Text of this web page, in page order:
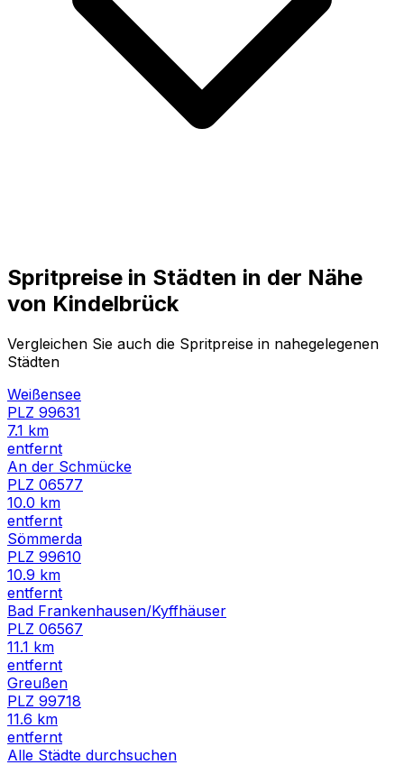
Spritpreise in Städten in der Nähe
von Kindelbrück
Vergleichen Sie auch die Spritpreise in nahegelegenen
Städten
Weißensee
PLZ 99631
7.1 km
entfernt
An der Schmücke
PLZ 06577
10.0 km
entfernt
Sömmerda
PLZ 99610
10.9 km
entfernt
Bad Frankenhausen/Kyffhäuser
PLZ 06567
11.1 km
entfernt
Greußen
PLZ 99718
11.6 km
entfernt
Alle Städte durchsuchen